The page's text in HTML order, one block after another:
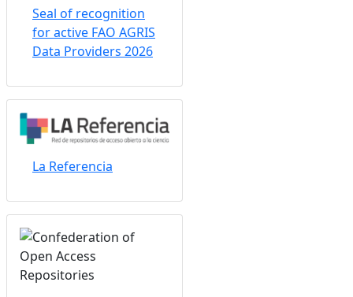
Seal of recognition
for active FAO AGRIS
Data Providers 2026
La Referencia